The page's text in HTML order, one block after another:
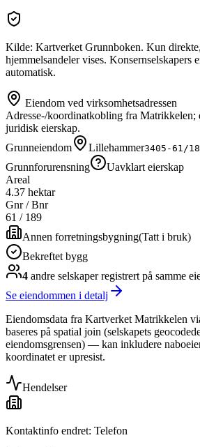
Kilde: Kartverket Grunnboken. Kun
hjemmelsandeler vises. Konsernselskapers
automatisk.
Eiendom ved virksomhetsadressen
Adresse-/koordinatkobling fra Matrikkelen;
juridisk eierskap.
Grunneiendom
Lillehammer3405-61/
Grunnforurensning
Uavklart eierskap
Areal
4.37 hektar
Gnr / Bnr
61 / 189
Annen forretningsbygning(Tatt i bruk)
Bekreftet bygg
4 andre selskaperregistrert på samme
Se eiendommen i detalj
Eiendomsdata fra Kartverket Matrikkelen
baseres på spatial join (selskapets
eiendomsgrensen) — kan inkludere
koordinatet er upresist.
Hendelser
Kontaktinfo endret: Telefon